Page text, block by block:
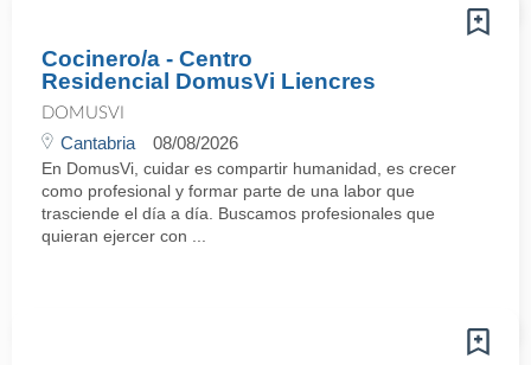
Cocinero/a - Centro
Residencial DomusVi Liencres
DOMUSVI
Cantabria 08/08/2026
En DomusVi, cuidar es compartir humanidad, es crecer
como profesional y formar parte de una labor que
trasciende el día a día. Buscamos profesionales que
quieran ejercer con ...